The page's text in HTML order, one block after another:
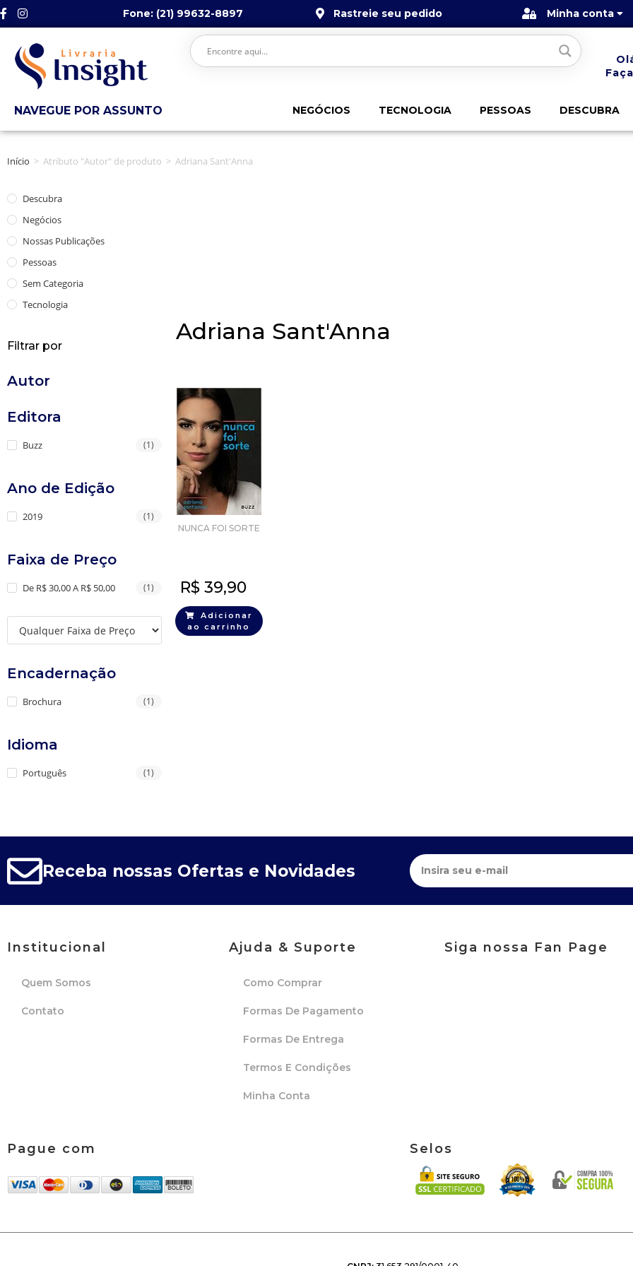
Fone: (21) 99632-8897 Rastreie seu pedido Minha conta
NAVEGUE POR ASSUNTO NEGÓCIOS TECNOLOGIA PESSOAS DESCUBRA
Início > Atributo "Autor" de produto > Adriana Sant'Anna
Descubra
Negócios
Nossas Publicações
Pessoas
Sem Categoria
Tecnologia
Filtrar por
Autor
Editora
Buzz (1)
Ano de Edição
2019 (1)
Faixa de Preço
De R$ 30,00 A R$ 50,00 (1)
Encadernação
Brochura (1)
Idioma
Português (1)
Adriana Sant'Anna
NUNCA FOI SORTE
R$ 39,90
Adicionar
ao carrinho
Receba nossas Ofertas e Novidades
Institucional
Quem Somos
Contato
Ajuda & Suporte
Como Comprar
Formas De Pagamento
Formas De Entrega
Termos E Condições
Minha Conta
Siga nossa Fan Page
Pague com Selos